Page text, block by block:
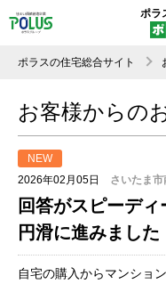
ポラ
ポラスの住宅総合サイト
お客様からの
2026年02月05日 さいたま
NEW
回答がスピーデ
円滑に進みました
自宅の購入からマンショ